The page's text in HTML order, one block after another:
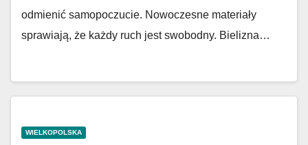
odmienić samopoczucie. Nowoczesne materiały
sprawiają, że każdy ruch jest swobodny. Bielizna…
WIELKOPOLSKA